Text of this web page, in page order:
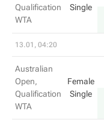
Qualification
WTA
Single
13.01, 04:20
Australian
Open,
Qualification
WTA
Female
Single